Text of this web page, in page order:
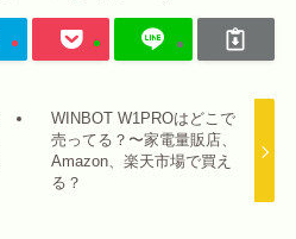
WINBOT W1PROはどこで
売ってる？〜家電量販店、
Amazon、楽天市場で買え
る？